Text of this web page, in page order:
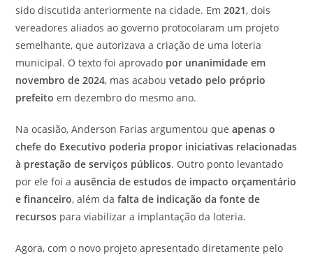
sido discutida anteriormente na cidade. Em2021, dois
vereadores aliados ao governo protocolaram um projeto
semelhante, que autorizava a criação de uma loteria
municipal. O texto foi aprovado por unanimidade em
novembro de 2024, mas acabouvetado pelo próprio
prefeito em dezembro do mesmo ano.
Na ocasião, Anderson Farias argumentou queapenas o
chefe do Executivo poderia propor iniciativas relacionadas
à prestação de serviços públicos. Outro ponto levantado
por ele foi aausência de estudos de impacto orçamentário
e financeiro, além dafalta de indicação da fonte de
recursos para viabilizar a implantação da loteria.
Agora, com o novo projeto apresentado diretamente pelo